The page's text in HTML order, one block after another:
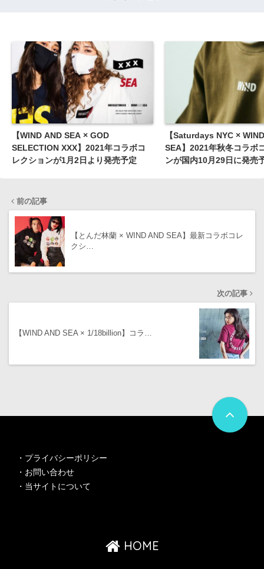
【WIND AND SEA × GOD
SELECTION XXX】2021年コラボコ
レクションが1月2日より発売予定
【Saturdays NYC ×
SEA】2021年秋冬コラボ
ンが国内10月29日に発売
前の記事
【とんだ林蘭 × WIND AND SEA】最新コラボコレ
クシ…
次の記事
【WIND AND SEA × 1/18billion 】コラ…
・ プライバシーポリシー
・ お問い合わせ
・ 当サイトについて
HOME